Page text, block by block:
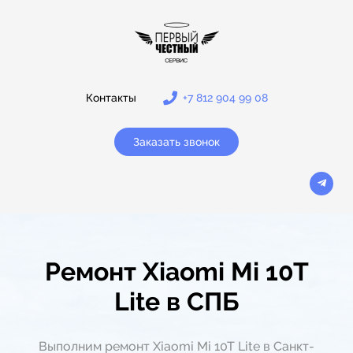
Контакты +7 812 904 99 08
Заказать звонок
Ремонт Xiaomi Mi 10T
Lite в СПБ
Выполним ремонт Xiaomi Mi 10T Lite в Санкт-